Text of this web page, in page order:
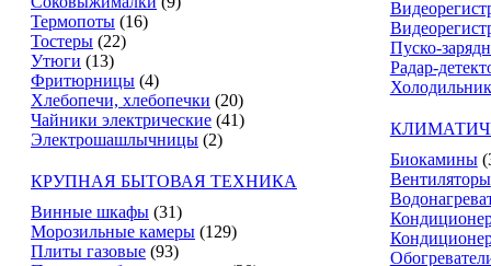
Термопоты (16)
Тостеры (22)
Утюги (13)
Фритюрницы (4)
Хлебопечи, хлебопечки (20)
Чайники электрические (41)
Электрошашлычницы (2)
КРУПНАЯ БЫТОВАЯ ТЕХНИКА
Винные шкафы (31)
Морозильные камеры (129)
Плиты газовые (93)
Пуско-
Радар-
Биокамины
Вентиляторы